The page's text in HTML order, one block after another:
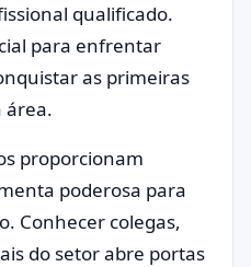
qualificado.
para enfrentar
as primeiras
área.
proporcionam
poderosa para
Conhecer colegas,
do setor abre portas